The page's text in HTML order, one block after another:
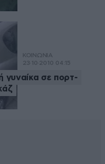
ΚΟΙΝΩΝΙΑ
23·10·2010 04:15
γυναίκα σε πορτ-